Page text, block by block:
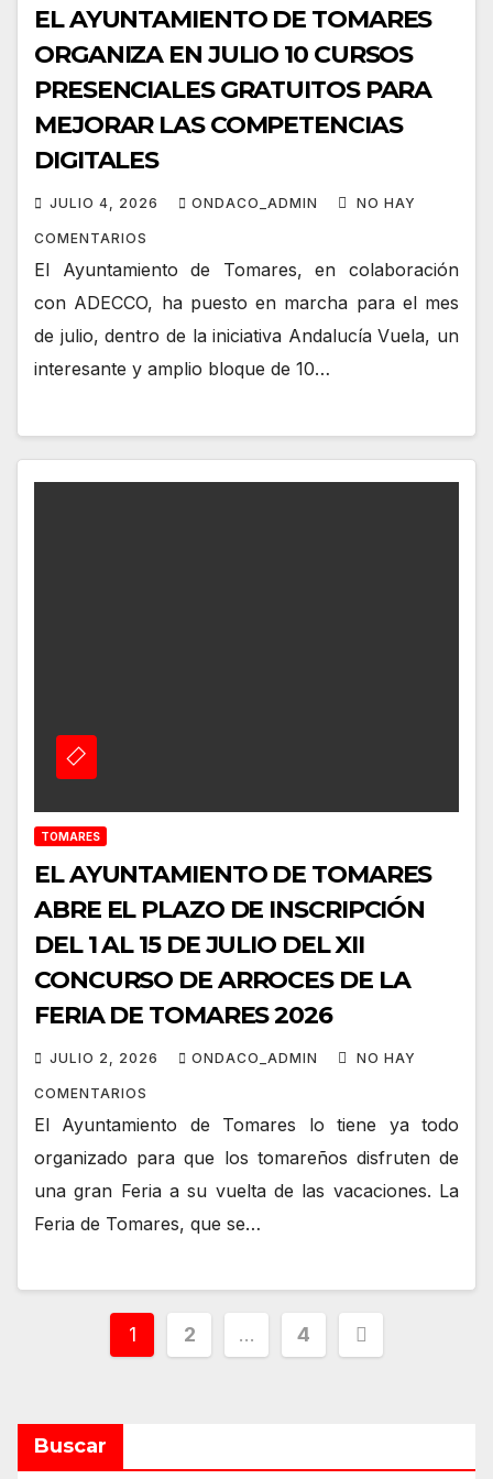
EL AYUNTAMIENTO DE TOMARES
ORGANIZA EN JULIO 10 CURSOS
PRESENCIALES GRATUITOS PARA
MEJORAR LAS COMPETENCIAS
DIGITALES
JULIO 4, 2026 ONDACO_ADMIN NO HAY
COMENTARIOS
El Ayuntamiento de Tomares, en colaboración
con ADECCO, ha puesto en marcha para el mes
de julio, dentro de la iniciativa Andalucía Vuela, un
interesante y amplio bloque de 10…
TOMARES
EL AYUNTAMIENTO DE TOMARES
ABRE EL PLAZO DE INSCRIPCIÓN
DEL 1 AL 15 DE JULIO DEL XII
CONCURSO DE ARROCES DE LA
FERIA DE TOMARES 2026
JULIO 2, 2026 ONDACO_ADMIN NO HAY
COMENTARIOS
El Ayuntamiento de Tomares lo tiene ya todo
organizado para que los tomareños disfruten de
una gran Feria a su vuelta de las vacaciones. La
Feria de Tomares, que se…
Paginación
entradas
1 2 … 4
Buscar